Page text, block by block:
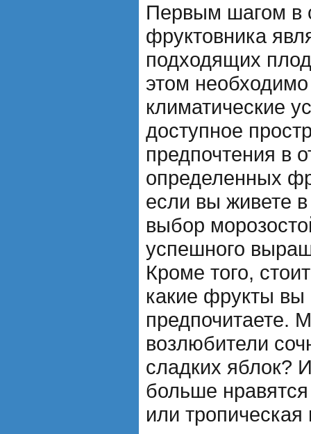
Первым шагом в
фруктовника
подходящих
этом
климатические
доступное
предпочтения в
определенных
если вы живете
выбор
успешного
Кроме того,
какие фрукты
предпочитаете.
возлюбители
сладких яблок?
больше
или тропическая